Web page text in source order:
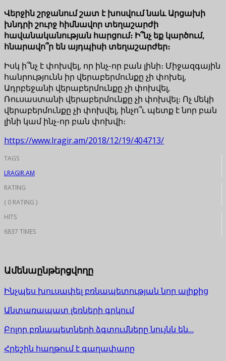
Վերջին շրջանում շատ է խոսվում նաև Արցախի
խնդրի շուրջ հիմնավոր տեղաշարժի
հավանականության հարցում։ Ի՞նչ եք կարծում,
հնարավո՞ր են այդպիսի տեղաշարժեր։
Իսկ ի՞նչ է փոխվել, որ ինչ-որ բան լինի։ Միջազգային
հանրությունն իր վերաբերմունքը չի փոխել,
Ադրբեջանի վերաբերմունքը չի փոխվել,
Ռուսաստանի վերաբերմունքը չի փոխվել։ Ոչ մեկի
վերաբերմունքը չի փոխվել, ինչո՞ւ պետք է նոր բան
լինի կամ ինչ-որ բան փոխվի։
https://www.lragir.am/2018/12/19/404713/
TAGS
LRAGIR.AM
RATING
( 0 RATING )
HITS
6837 TIMES
Ամենաընթերցվողը
Ինչպես խուսափել բռնապետության նոր ալիքից
Անտառապատ լեռների գրկում
Բոլոր բռնապետների ձգտումները նույնն են…
Հրեշին հաղթում է գաղափարը